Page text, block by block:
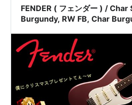
FENDER ( フェンダー ) /
Burgundy, RW FB, Char